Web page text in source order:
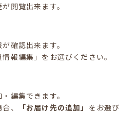
閲覧出来ます。
確認出来ます。
報編集」をお選びください。
編集できます。
、
「お届け先の追加」 をお選び